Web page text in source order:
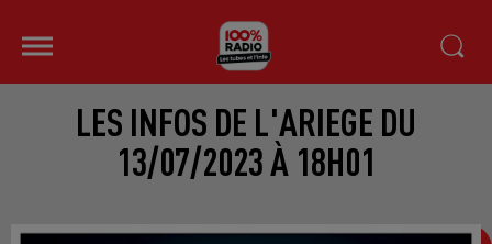
LES INFOS DE L'ARIEGE DU
13/07/2023 À 18H01